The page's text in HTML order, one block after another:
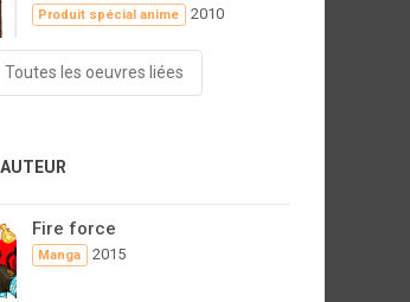
Produit spécial anime 2010
Toutes les oeuvres liées
Fire force
Manga 2015